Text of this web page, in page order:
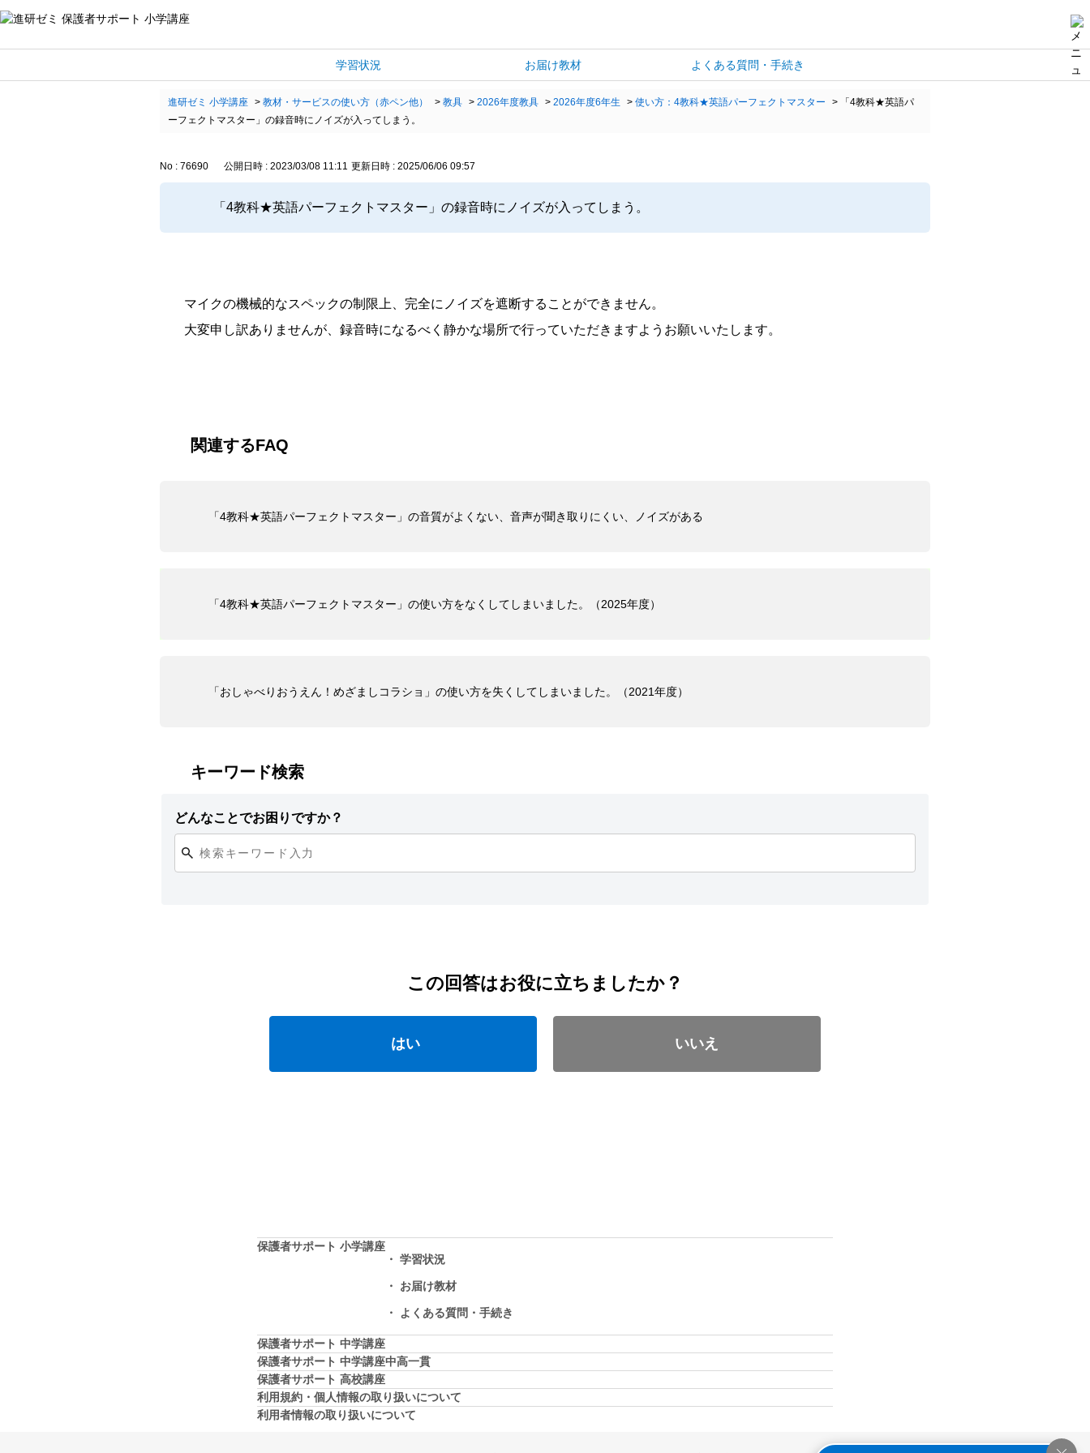
学習状況 お届け教材 よくある質問・手続き
進研ゼミ 小学講座 > 教材・サービスの使い方（赤ペン他） > 教具 > 2026年度教具 > 2026年度6年生 > 使い方：4教科★英語パーフェクトマスター >
「4教科★英語パ
ーフェクトマスター」の録音時にノイズが入ってしまう。
No : 76690 公開日時 : 2023/03/08 11:11 更新日時 : 2025/06/06 09:57
「4教科★英語パーフェクトマスター」の録音時にノイズが入ってしまう。
マイクの機械的なスペックの制限上、完全にノイズを遮断することができません。
大変申し訳ありませんが、録音時になるべく静かな場所で行っていただきますようお願いいたします。
関連するFAQ
「4教科★英語パーフェクトマスター」の音質がよくない、音声が聞き取りにくい、ノイズがある
「4教科★英語パーフェクトマスター」の使い方をなくしてしまいました。（2025年度）
「おしゃべりおうえん！めざましコラショ」の使い方を失くしてしまいました。（2021年度）
キーワード検索
どんなことでお困りですか？
この回答はお役に立ちましたか？
はい いいえ
保護者サポート 小学講座
学習状況
お届け教材
よくある質問・手続き
保護者サポート 中学講座
保護者サポート 中学講座中高一貫
保護者サポート 高校講座
利用規約・個人情報の取り扱いについて
利用者情報の取り扱いについて